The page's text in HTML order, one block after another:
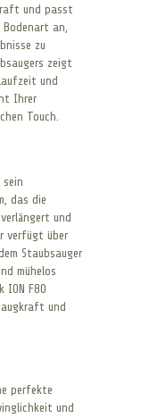
und passt
an,
zu
zeigt
und
Ihrer
Touch.
sein
das die
und
verfügt über
Staubsauger
mühelos
ION F80
und
perfekte
und